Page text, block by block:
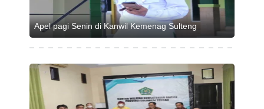
Apel pagi Senin di Kanwil Kemenag Sulteng